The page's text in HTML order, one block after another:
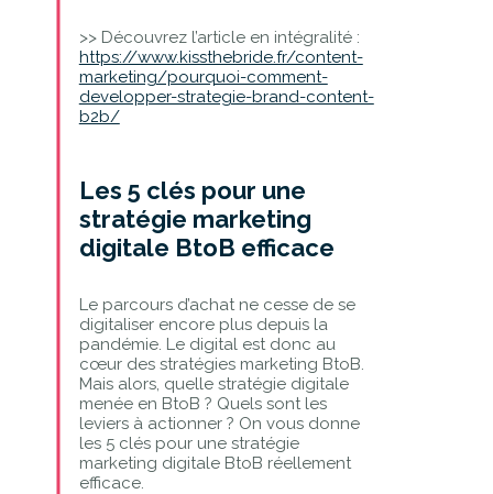
>> Découvrez l’article en intégralité :
https://www.kissthebride.fr/content-
marketing/pourquoi-comment-
developper-strategie-brand-content-
b2b/
Les 5 clés pour une
stratégie marketing
digitale BtoB efficace
Le parcours d’achat ne cesse de se
digitaliser encore plus depuis la
pandémie. Le digital est donc au
cœur des stratégies marketing BtoB.
Mais alors, quelle stratégie digitale
menée en BtoB ? Quels sont les
leviers à actionner ? On vous donne
les 5 clés pour une stratégie
marketing digitale BtoB réellement
efficace.